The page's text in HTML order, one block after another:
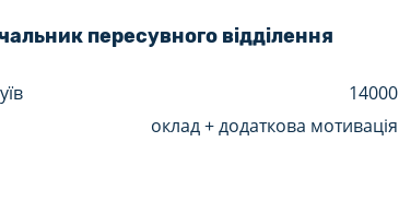
пересувного відділення
14000
оклад + додаткова мотивація